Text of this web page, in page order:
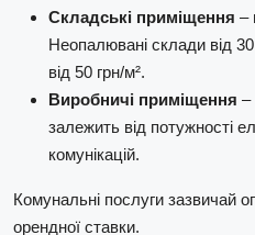
Складські приміщення –
Неопалювані склади від
від 50 грн/м².
Виробничі приміщення –
залежить від потужності
комунікацій.
Комунальні послуги зазвичай
орендної ставки.